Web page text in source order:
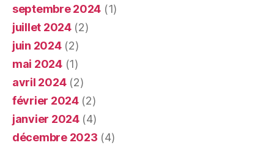
septembre 2024 (1)
juillet 2024(2)
juin 2024(2)
mai 2024(1)
avril 2024(2)
février 2024(2)
janvier 2024(4)
décembre 2023 (4)